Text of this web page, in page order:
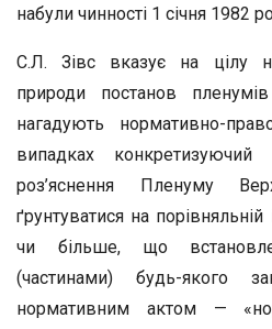
набули чинності 1 січня 1982
С.Л. Зівс вказує на цілу
природи постанов
нагадують нормативно-
випадках конкретизуючий
роз’яснення Пленуму
ґрунтуватися на
чи більше, що
(частинами) будь-якого
нормативним актом —